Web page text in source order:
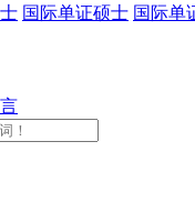
国际单证硕士 国际单